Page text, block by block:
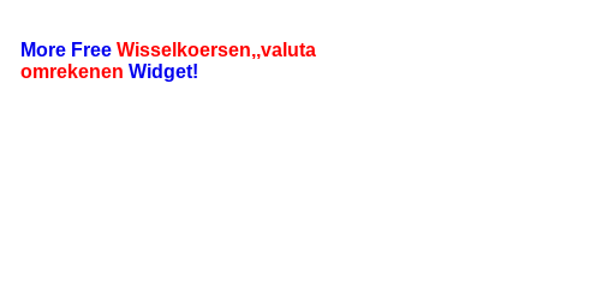
More Free Wisselkoersen,,valuta
omrekenen Widget!